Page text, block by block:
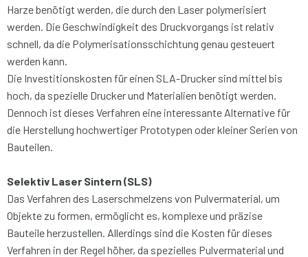
Harze benötigt werden, die durch den Laser polymerisiert
werden. Die Geschwindigkeit des Druckvorgangs ist relativ
schnell, da die Polymerisationsschichtung genau gesteuert
werden kann.
Die Investitionskosten für einen SLA-Drucker sind mittel bis
hoch, da spezielle Drucker und Materialien benötigt werden.
Dennoch ist dieses Verfahren eine interessante Alternative für
die Herstellung hochwertiger Prototypen oder kleiner Serien von
Bauteilen.
Selektiv Laser Sintern (SLS)
Das Verfahren des Laserschmelzens von Pulvermaterial, um
Objekte zu formen, ermöglicht es, komplexe und präzise
Bauteile herzustellen. Allerdings sind die Kosten für dieses
Verfahren in der Regel höher, da spezielles Pulvermaterial und